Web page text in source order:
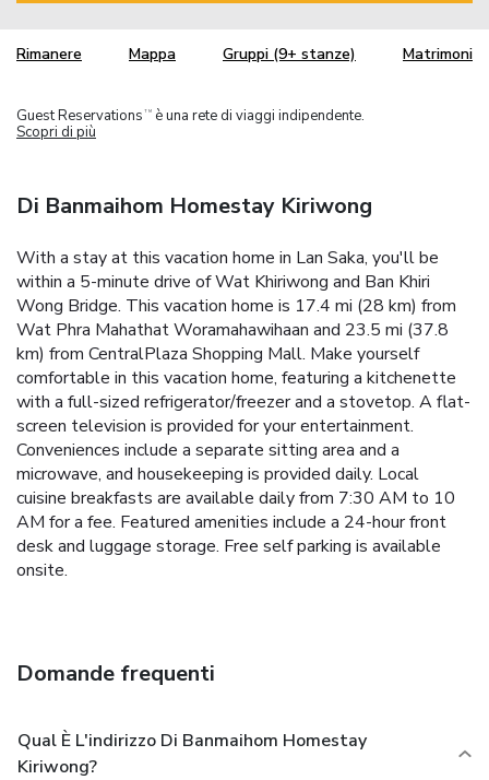
Rimanere Mappa Gruppi (9+ stanze) Matrimoni
Guest Reservations TM
è una rete di viaggi indipendente.
Scopri di più
Di Banmaihom Homestay Kiriwong
With a stay at this vacation home in Lan Saka, you'll be
within a 5-minute drive of Wat Khiriwong and Ban Khiri
Wong Bridge. This vacation home is 17.4 mi (28 km) from
Wat Phra Mahathat Woramahawihaan and 23.5 mi (37.8
km) from CentralPlaza Shopping Mall. Make yourself
comfortable in this vacation home, featuring a kitchenette
with a full-sized refrigerator/freezer and a stovetop. A flat-
screen television is provided for your entertainment.
Conveniences include a separate sitting area and a
microwave, and housekeeping is provided daily. Local
cuisine breakfasts are available daily from 7:30 AM to 10
AM for a fee. Featured amenities include a 24-hour front
desk and luggage storage. Free self parking is available
onsite.
Domande frequenti
Qual È L'indirizzo Di Banmaihom Homestay
Kiriwong?